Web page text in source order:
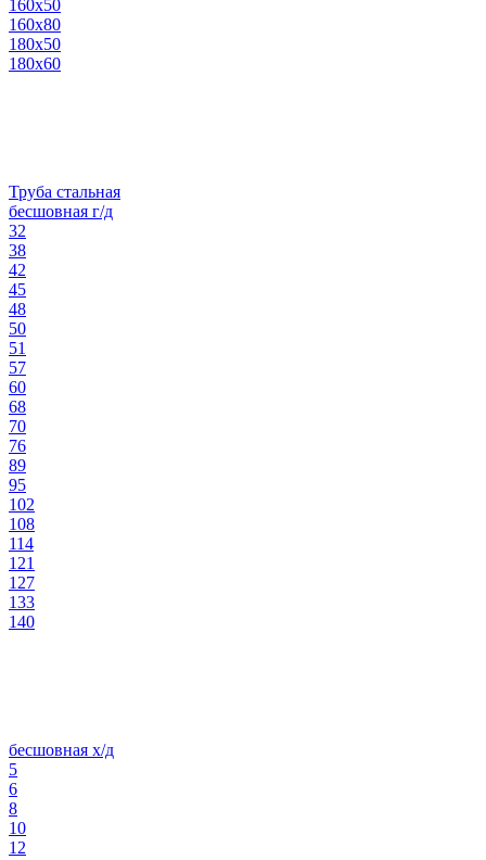
160х50
160х80
180х50
180х60
Труба стальная
бесшовная г/д
32
38
42
45
48
50
51
57
60
68
70
76
89
95
102
108
114
121
127
133
140
бесшовная х/д
5
6
8
10
12